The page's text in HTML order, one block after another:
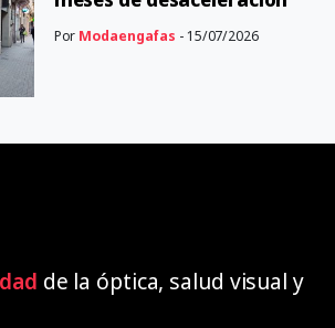
Por Modaengafas - 15/07/2026
de la óptica, salud visual y